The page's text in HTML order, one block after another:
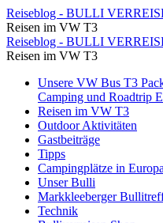
Achtung
Rinderwechsel!
⋆
Reiseblog
BULLI
VERREISEN
Reiseblog - BULLI
Reisen im VW T3
Achtung
Rinderwechsel!
Reiseblog
BULLI
VERREISEN
Reiseblog - BULLI
Reisen im VW T3
Skip
content
Unsere VW Bus T3
Camping und Roadtrip
Reisen im VW T3
Outdoor Aktivitäten
Gastbeiträge
Tipps
Campingplätze in Europa
Unser Bulli
Markkleeberger
Technik